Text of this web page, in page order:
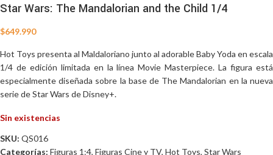
Star Wars: The Mandalorian and the Child 1/4
$649.990
Hot Toys presenta al Maldaloriano junto al adorable Baby Yoda en escala
1/4 de edición limitada en la línea Movie Masterpiece. La figura está
especialmente diseñada sobre la base de The Mandalorian en la nueva
serie de Star Wars de Disney+.
Sin existencias
SKU: QS016
Categorías: Figuras 1:4, Figuras Cine y TV, Hot Toys, Star Wars